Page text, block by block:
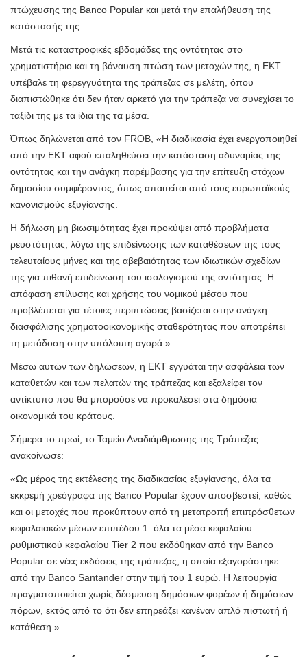
πτώχευσης της Banco Popular και μετά την επαλήθευση της
κατάστασής της.
Μετά τις καταστροφικές εβδομάδες της οντότητας στο
χρηματιστήριο και τη βάναυση πτώση των μετοχών της, η ΕΚΤ
υπέβαλε τη φερεγγυότητα της τράπεζας σε μελέτη, όπου
διαπιστώθηκε ότι δεν ήταν αρκετό για την τράπεζα να συνεχίσει το
ταξίδι της με τα ίδια της τα μέσα.
Όπως δηλώνεται από τον FROB, «Η διαδικασία έχει ενεργοποιηθεί
από την ΕΚΤ αφού επαληθεύσει την κατάσταση αδυναμίας της
οντότητας και την ανάγκη παρέμβασης για την επίτευξη στόχων
δημοσίου συμφέροντος, όπως απαιτείται από τους ευρωπαϊκούς
κανονισμούς εξυγίανσης.
Η δήλωση μη βιωσιμότητας έχει προκύψει από προβλήματα
ρευστότητας, λόγω της επιδείνωσης των καταθέσεων της τους
τελευταίους μήνες και της αβεβαιότητας των ιδιωτικών σχεδίων
της για πιθανή επιδείνωση του ισολογισμού της οντότητας. Η
απόφαση επίλυσης και χρήσης του νομικού μέσου που
προβλέπεται για τέτοιες περιπτώσεις βασίζεται στην ανάγκη
διασφάλισης χρηματοοικονομικής σταθερότητας που αποτρέπει
τη μετάδοση στην υπόλοιπη αγορά ».
Μέσω αυτών των δηλώσεων, η ΕΚΤ εγγυάται την ασφάλεια των
καταθετών και των πελατών της τράπεζας και εξαλείφει τον
αντίκτυπο που θα μπορούσε να προκαλέσει στα δημόσια
οικονομικά του κράτους.
Σήμερα το πρωί, το Ταμείο Αναδιάρθρωσης της Τράπεζας
ανακοίνωσε:
«Ως μέρος της εκτέλεσης της διαδικασίας εξυγίανσης, όλα τα
εκκρεμή χρεόγραφα της Banco Popular έχουν αποσβεστεί, καθώς
και οι μετοχές που προκύπτουν από τη μετατροπή επιπρόσθετων
κεφαλαιακών μέσων επιπέδου 1. όλα τα μέσα κεφαλαίου
ρυθμιστικού κεφαλαίου Tier 2 που εκδόθηκαν από την Banco
Popular σε νέες εκδόσεις της τράπεζας, η οποία εξαγοράστηκε
από την Banco Santander στην τιμή του 1 ευρώ. Η λειτουργία
πραγματοποιείται χωρίς δέσμευση δημόσιων φορέων ή δημόσιων
πόρων, εκτός από το ότι δεν επηρεάζει κανέναν απλό πιστωτή ή
κατάθεση ».